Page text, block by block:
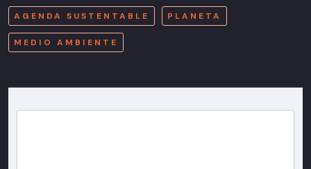
AGENDA SUSTENTABLE PLANETA
MEDIO AMBIENTE